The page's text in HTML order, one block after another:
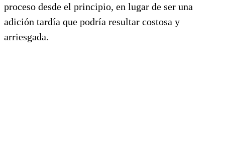
proceso desde el principio, en lugar de ser una
adición tardía que podría resultar costosa y
arriesgada.